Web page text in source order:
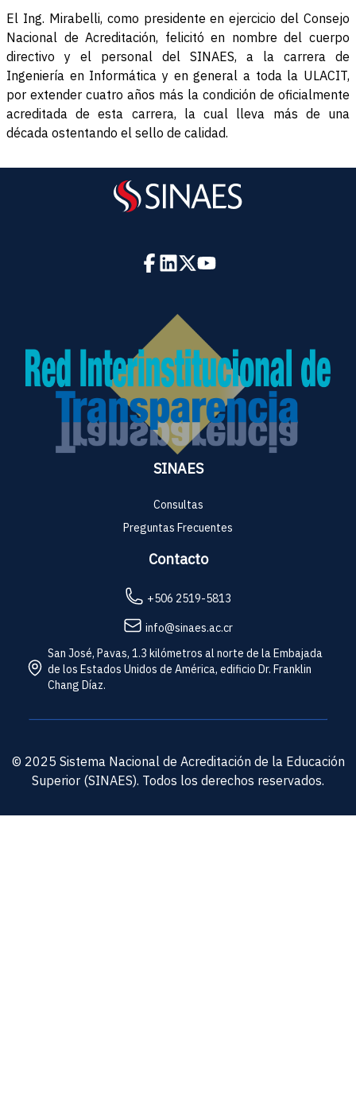
El Ing. Mirabelli, como presidente en ejercicio del Consejo
Nacional de Acreditación, felicitó en nombre del cuerpo
directivo y el personal del SINAES, a la carrera de
Ingeniería en Informática y en general a toda la ULACIT,
por extender cuatro años más la condición de oficialmente
acreditada de esta carrera, la cual lleva más de una
década ostentando el sello de calidad.
SINAES
Consultas
Preguntas Frecuentes
Contacto
+506 2519-5813
info@sinaes.ac.cr
San José, Pavas, 1.3 kilómetros al norte de la Embajada
de los Estados Unidos de América, edificio Dr. Franklin
Chang Díaz.
© 2025 Sistema Nacional de Acreditación de la Educación
Superior (SINAES). Todos los derechos reservados.